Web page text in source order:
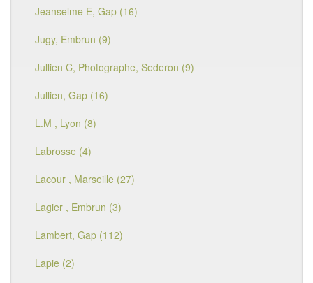
Jeanselme E, Gap (16)
Jugy, Embrun (9)
Jullien C, Photographe, Sederon (9)
Jullien, Gap (16)
L.M , Lyon (8)
Labrosse (4)
Lacour , Marseille (27)
Lagier , Embrun (3)
Lambert, Gap (112)
Lapie (2)